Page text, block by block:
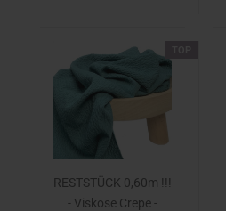
RESTSTÜCK 0,60m !!!
- Viskose Crepe -